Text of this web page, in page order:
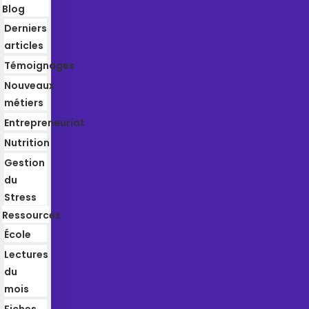
Blog
Derniers
articles
Témoignages
Nouveaux
métiers
Entrepreneuriat
Nutrition
Gestion
du
Stress
Ressources
École
Lectures
du
mois